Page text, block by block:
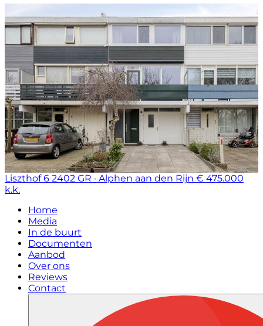
Liszthof 6 2402 GR · Alphen aan den Rijn € 475.000
k.k.
Home
Media
In de buurt
Documenten
Aanbod
Over ons
Reviews
Contact